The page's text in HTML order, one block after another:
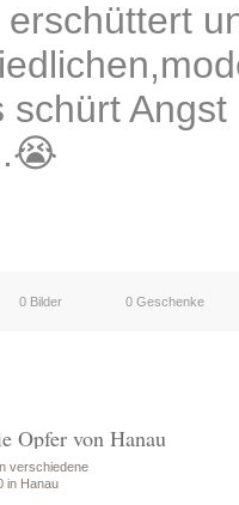
erschüttert
schürt
0 Bilder 0 Geschenke
Opfer von Hanau
verschiedene
in Hanau